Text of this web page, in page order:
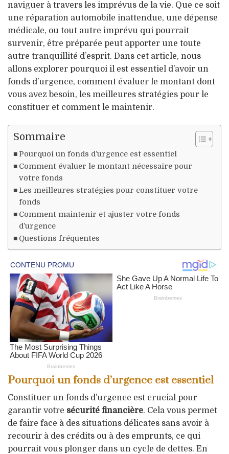
naviguer à travers les imprévus de la vie. Que ce soit
une réparation automobile inattendue, une dépense
médicale, ou tout autre imprévu qui pourrait
survenir, être préparée peut apporter une toute
autre tranquillité d’esprit. Dans cet article, nous
allons explorer pourquoi il est essentiel d’avoir un
fonds d’urgence, comment évaluer le montant dont
vous avez besoin, les meilleures stratégies pour le
constituer et comment le maintenir.
Sommaire
Pourquoi un fonds d’urgence est essentiel
Comment évaluer le montant nécessaire pour
votre fonds
Les meilleures stratégies pour constituer votre
fonds
Comment maintenir et ajuster votre fonds
d’urgence
Questions fréquentes
Pourquoi un fonds d’urgence est essentiel
Constituer un fonds d’urgence est crucial pour
garantir votre sécurité financière. Cela vous permet
de faire face à des situations délicates sans avoir à
recourir à des crédits ou à des emprunts, ce qui
pourrait vous plonger dans un cycle de dettes. En